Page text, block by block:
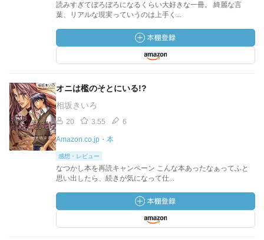
読みすぎてぼろぼろになるくらい大好きな一冊。 綺麗な言
葉、リアルな現実っていうのは上手く...
オニは檻のそとにいる!?
相坂きいろ
20 3.55 6
Amazon.co.jp・本
感想・レビュー
なつかし本を再読キャンペーン こんな本あったなぁってふと
思い出したら、続きが気になって仕...